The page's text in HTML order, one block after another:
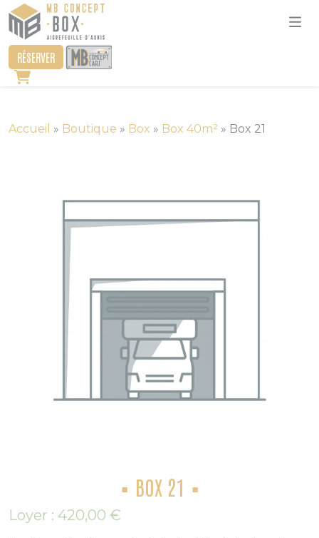
RÉSERVER
Accueil » Boutique » Box » Box 40m² » Box 21
BOX 21
Loyer : 420,00 €